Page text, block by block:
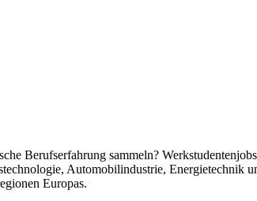
Berufserfahrung sammeln?
Automobilindustrie, Energietechnik
Europas.